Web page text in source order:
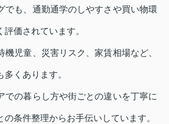
でも、通勤通学のしやすさや買い物環
価されています。
児童、災害リスク、家賃相場など、
くあります。
での暮らし方や街ごとの違いを丁寧に
の条件整理からお手伝いしています。